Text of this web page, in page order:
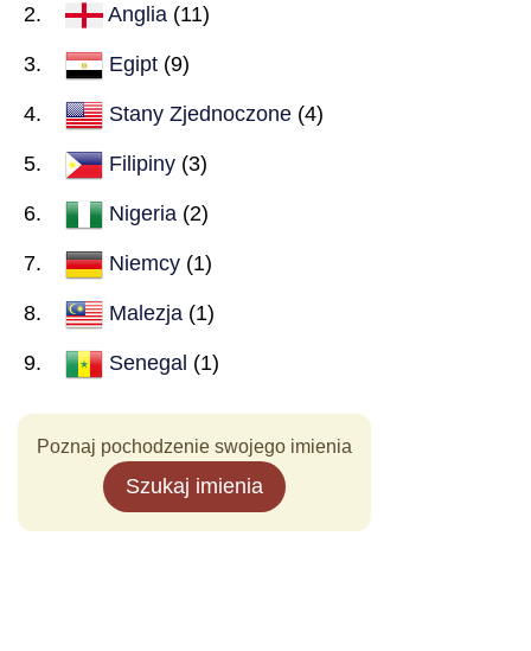
Anglia (11)
Egipt (9)
Stany Zjednoczone (4)
Filipiny (3)
Nigeria (2)
Niemcy (1)
Malezja (1)
Senegal (1)
Poznaj pochodzenie swojego imienia
Szukaj imienia